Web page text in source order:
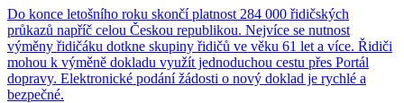
Do konce letošního roku skončí platnost 284 000 řidičských
průkazů napříč celou Českou republikou. Nejvíce se nutnost
výměny řidičáku dotkne skupiny řidičů ve věku 61 let a více. Řidiči
mohou k výměně dokladu využít jednoduchou cestu přes Portál
dopravy. Elektronické podání žádosti o nový doklad je rychlé a
bezpečné.